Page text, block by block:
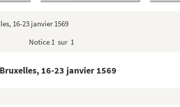
16-23 janvier 1569
Notice 1 sur 1
16-23 janvier 1569
second... Tome VII. » (1576)